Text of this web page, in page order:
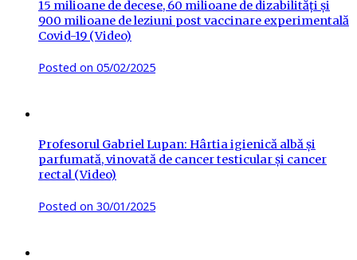
15 milioane de decese, 60 milioane de dizabilități și
900 milioane de leziuni post vaccinare experimentală
Covid-19 (Video)
Posted on 05/02/2025
Profesorul Gabriel Lupan: Hârtia igienică albă și
parfumată, vinovată de cancer testicular și cancer
rectal (Video)
Posted on 30/01/2025